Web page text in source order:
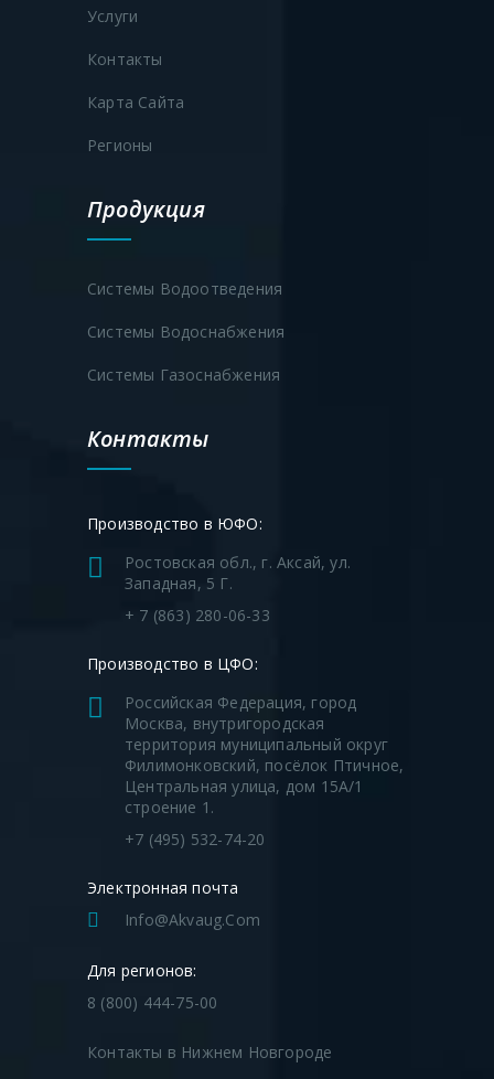
Услуги
Контакты
Карта Сайта
Регионы
Продукция
Системы Водоотведения
Системы Водоснабжения
Системы Газоснабжения
Контакты
Производство в ЮФО:
Ростовская обл., г. Аксай, ул.
Западная, 5 Г.
+ 7 (863) 280-06-33
Производство в ЦФО:
Российская Федерация, город
Москва, внутригородская
территория муниципальный округ
Филимонковский, посёлок Птичное,
Центральная улица, дом 15А/1
строение 1.
+7 (495) 532-74-20
Электронная почта
Info@akvaug.com
Для регионов:
8 (800) 444-75-00
Контакты в Нижнем Новгороде